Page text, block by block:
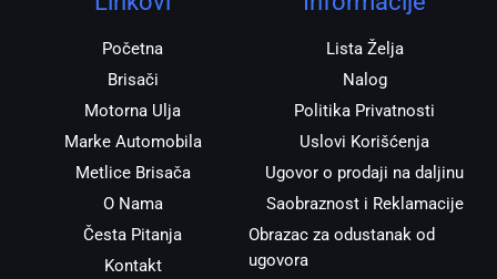
a
Početna
Brisači
Motorna Ulja
Marke Automobila
Metlice Brisača
O Nama
Česta Pitanja
Kontakt
Lista Želja
Nalog
Politika Privatnosti
Uslovi Korišćenja
Ugovor o prodaji na daljinu
Saobraznost i Reklamacije
Obrazac za odustanak od
ugovora